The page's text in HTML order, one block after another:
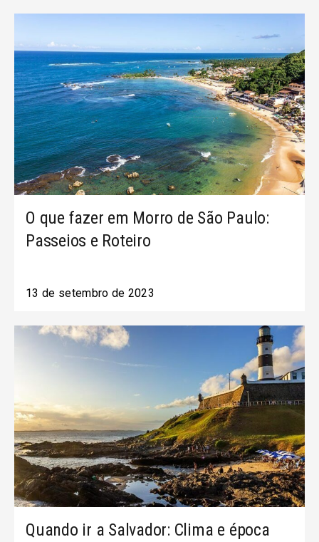
O que fazer em Morro de São Paulo:
Passeios e Roteiro
13 de setembro de 2023
Quando ir a Salvador: Clima e época